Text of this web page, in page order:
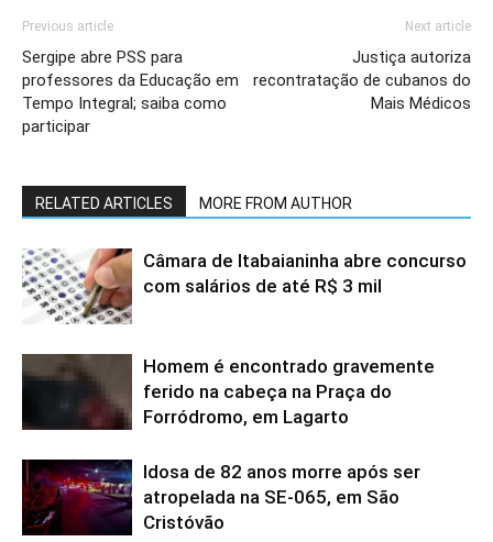
Previous article
Sergipe abre PSS para
professores da Educação em
Tempo Integral; saiba como
participar
Next article
Justiça autoriza
recontratação de cubanos do
Mais Médicos
RELATED ARTICLES MORE FROM AUTHOR
Câmara de Itabaianinha abre concurso
com salários de até R$ 3 mil
Homem é encontrado gravemente
ferido na cabeça na Praça do
Forródromo, em Lagarto
Idosa de 82 anos morre após ser
atropelada na SE-065, em São
Cristóvão